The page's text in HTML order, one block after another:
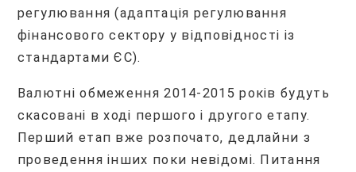
регулювання (адаптація регулювання
фінансового сектору у відповідності із
стандартами ЄС).
Валютні обмеження 2014-2015 років будуть
скасовані в ході першого і другого етапу.
Перший етап вже розпочато, дедлайни з
проведення інших поки невідомі. Питання